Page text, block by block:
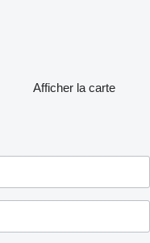
Afficher la carte